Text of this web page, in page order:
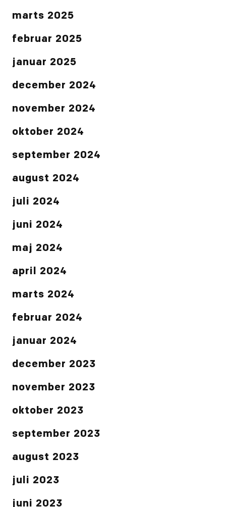
marts 2025
februar 2025
januar 2025
december 2024
november 2024
oktober 2024
september 2024
august 2024
juli 2024
juni 2024
maj 2024
april 2024
marts 2024
februar 2024
januar 2024
december 2023
november 2023
oktober 2023
september 2023
august 2023
juli 2023
juni 2023